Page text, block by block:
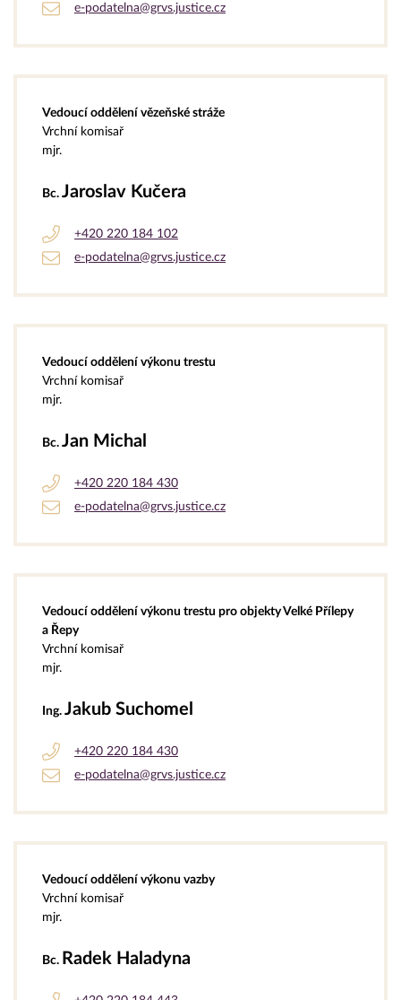
e-podatelna@grvs.justice.cz
Vedoucí oddělení vězeňské stráže
Vrchní komisař
mjr.
Bc. Jaroslav Kučera
+420 220 184 102
e-podatelna@grvs.justice.cz
Vedoucí oddělení výkonu trestu
Vrchní komisař
mjr.
Bc. Jan Michal
+420 220 184 430
e-podatelna@grvs.justice.cz
Vedoucí oddělení výkonu trestu pro objekty Velké Přílepy
a Řepy
Vrchní komisař
mjr.
Ing. Jakub Suchomel
+420 220 184 430
e-podatelna@grvs.justice.cz
Vedoucí oddělení výkonu vazby
Vrchní komisař
mjr.
Bc. Radek Haladyna